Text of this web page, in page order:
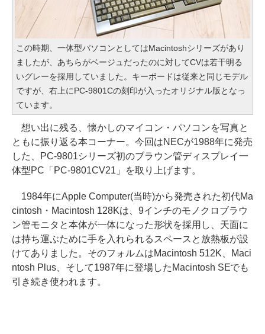
この時期、一体型パソコンとしてはMacintoshシリーズがあり
ましたが、あちらがベージュだったのに対してCVは若干明る
いグレーを採用していました。キーボードは従来と同じモデル
ですが、右上にPC-9801Cの刻印が入ったオリジナル版となっ
ています。
想い出に残る、懐かしのマイコン・パソコンを写真と
ともに振り返る本コーナー。今回はNECが1988年に発売
した、PC-9801シリーズ初のブラウン管ディスプレイ一
体型PC「PC-9801CV21」を取り上げます。
1984年にApple Computer(当時)から発売された初代Ma
cintosh・Macintosh 128Kは、9インチのモノクロブラウ
ン管モニタと本体が一体になった形状を採用し、天面に
は持ち運ぶために手を入れられるスペースと放熱板が設
けてありました。そのフォルムはMacintosh 512K、Maci
ntosh Plus、そして1987年に登場したMacintosh SEでも
引き続き使われます。